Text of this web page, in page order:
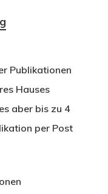
Publikationen
Hauses
aber bis zu 4
per Post